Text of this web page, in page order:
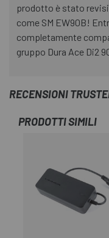
prodotto è stato
come SM EW90B!
completamente
gruppo Dura Ace Di2
RECENSIONI
PRODOTTI SIMILI